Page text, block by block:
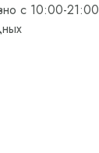
с 10:00-21:00